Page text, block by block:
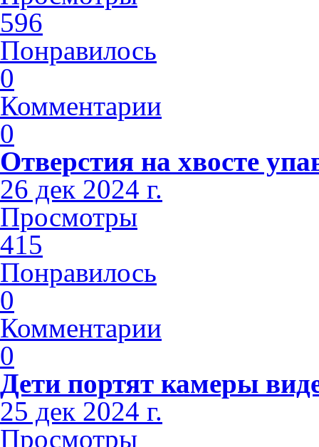
596
Понравилось
0
Комментарии
0
Отверстия на хвосте
26 дек 2024 г.
Просмотры
415
Понравилось
0
Комментарии
0
Дети портят камеры
25 дек 2024 г.
Просмотры